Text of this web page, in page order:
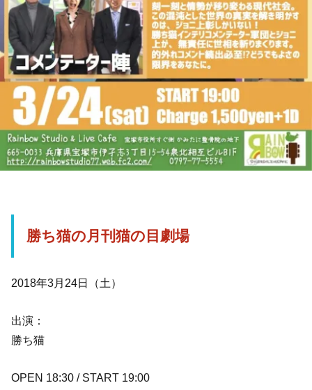
勝ち猫の月刊猫の目劇場
2018年3月24日（土）
出演：
勝ち猫
OPEN 18:30 / START 19:00